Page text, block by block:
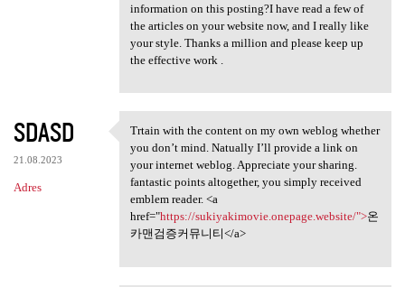
information on this posting?I have read a few of
the articles on your website now, and I really like
your style. Thanks a million and please keep up
the effective work .
SDASD
21.08.2023
Adres
Trtain with the content on my
Trtain with the content on my own weblog whether
you don’t mind. Natually I’ll provide a link on
your internet weblog. Appreciate your sharing.
fantastic points altogether, you simply received
emblem reader. <a
href="https://sukiyakimovie.onepage.website/">온
카맨검증커뮤니티</a>